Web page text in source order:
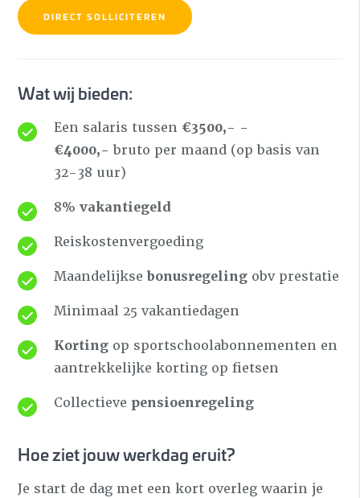
DIRECT SOLLICITEREN
Wat wij bieden:
Een salaris tussen €3500,- -
€4000,-bruto per maand (op basis van
32-38 uur)
8%vakantiegeld
Reiskostenvergoeding
Maandelijksebonusregeling obv prestatie
Minimaal 25 vakantiedagen
Korting op sportschoolabonnementen en
aantrekkelijke korting op fietsen
Collectieve pensioenregeling
Hoe ziet jouw werkdag eruit?
Je start de dag met een kort overleg waarin je